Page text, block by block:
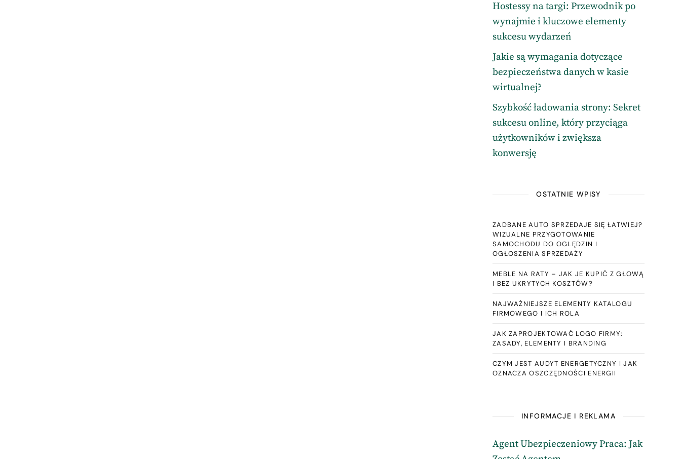
Hostessy na targi: Przewodnik po
wynajmie i kluczowe elementy
sukcesu wydarzeń
Jakie są wymagania dotyczące
bezpieczeństwa danych w kasie
wirtualnej?
Szybkość ładowania strony: Sekret
sukcesu online, który przyciąga
użytkowników i zwiększa
konwersję
OSTATNIE WPISY
ZADBANE AUTO SPRZEDAJE SIĘ ŁATWIEJ?
WIZUALNE PRZYGOTOWANIE
SAMOCHODU DO OGLĘDZIN I
OGŁOSZENIA SPRZEDAŻY
MEBLE NA RATY – JAK JE KUPIĆ Z GŁOWĄ
I BEZ UKRYTYCH KOSZTÓW?
NAJWAŻNIEJSZE ELEMENTY KATALOGU
FIRMOWEGO I ICH ROLA
JAK ZAPROJEKTOWAĆ LOGO FIRMY:
ZASADY, ELEMENTY I BRANDING
CZYM JEST AUDYT ENERGETYCZNY I JAK
OZNACZA OSZCZĘDNOŚCI ENERGII
INFORMACJE I REKLAMA
Agent Ubezpieczeniowy Praca: Jak